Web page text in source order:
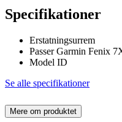
Specifikationer
Erstatningsurrem
Passer Garmin Fenix
Model ID
Se alle specifikationer
Mere om produktet